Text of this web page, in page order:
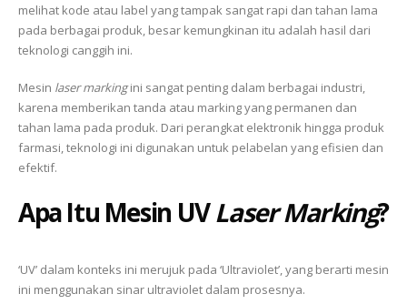
melihat kode atau label yang tampak sangat rapi dan tahan lama
pada berbagai produk, besar kemungkinan itu adalah hasil dari
teknologi canggih ini.
Mesin laser markingini sangat penting dalam berbagai industri,
karena memberikan tanda atau marking yang permanen dan
tahan lama pada produk. Dari perangkat elektronik hingga produk
farmasi, teknologi ini digunakan untuk pelabelan yang efisien dan
efektif.
Apa Itu Mesin UVLaser Marking?
‘UV’ dalam konteks ini merujuk pada ‘Ultraviolet’, yang berarti mesin
ini menggunakan sinar ultraviolet dalam prosesnya.